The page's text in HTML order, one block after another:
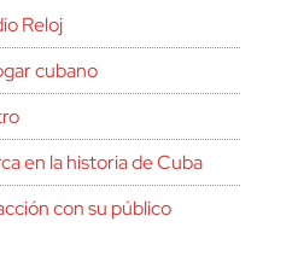
Reloj
cubano
en la historia de Cuba
con su público